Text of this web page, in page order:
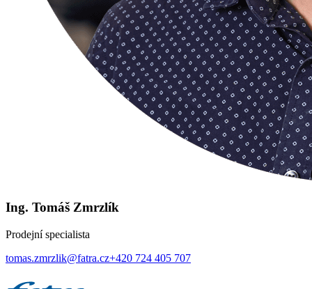
Ing. Tomáš Zmrzlík
Prodejní specialista
tomas.zmrzlik@fatra.cz+420 724 405 707